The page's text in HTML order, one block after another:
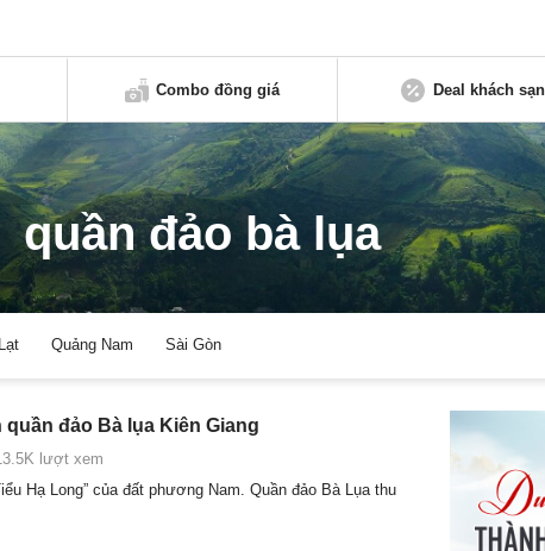
Combo đồng giá Deal khách sạn
quần đảo bà lụa
Quảng Nam Sài Gòn
đảo Bà lụa Kiên Giang
lượt xem
Hạ Long” của đất phương Nam. Quần đảo Bà Lụa thu